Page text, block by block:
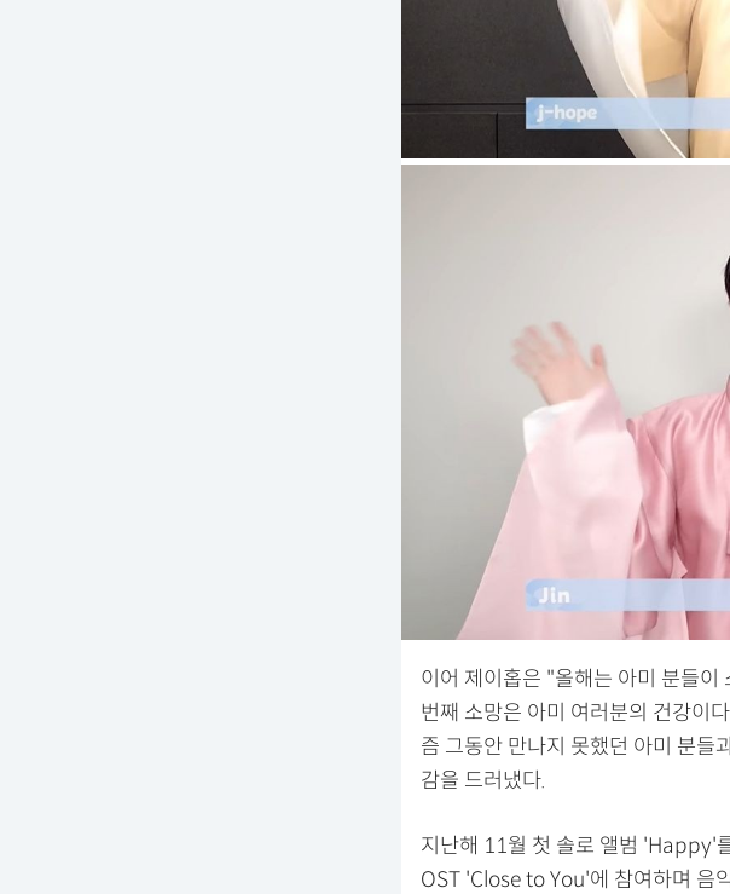
이어 제이홉은 "올해는 아미 분들이
번째 소망은 아미 여러분의 건강이
즘 그동안 만나지 못했던 아미 분들
감을 드러냈다.
지난해 11월 첫 솔로 앨범 'Happy'
OST 'Close to You'에 참여하며 음